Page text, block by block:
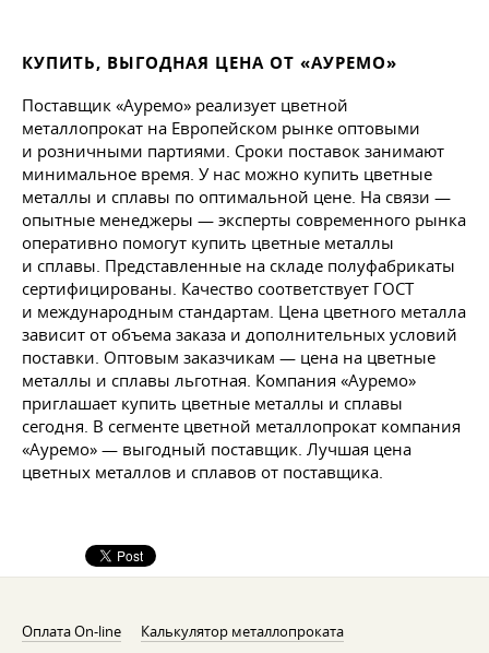
КУПИТЬ, ВЫГОДНАЯ ЦЕНА ОТ «АУРЕМО»
Поставщик «Ауремо» реализует цветной
металлопрокат на Европейском рынке оптовыми
и розничными партиями. Сроки поставок занимают
минимальное время. У нас можно купить цветные
металлы и сплавы по оптимальной цене. На связи —
опытные менеджеры — эксперты современного рынка
оперативно помогут купить цветные металлы
и сплавы. Представленные на складе полуфабрикаты
сертифицированы. Качество соответствует ГОСТ
и международным стандартам. Цена цветного металла
зависит от объема заказа и дополнительных условий
поставки. Оптовым заказчикам — цена на цветные
металлы и сплавы льготная. Компания «Ауремо»
приглашает купить цветные металлы и сплавы
сегодня. В сегменте цветной металлопрокат компания
«Ауремо» — выгодный поставщик. Лучшая цена
цветных металлов и сплавов от поставщика.
Оплата On-line Калькулятор металлопроката